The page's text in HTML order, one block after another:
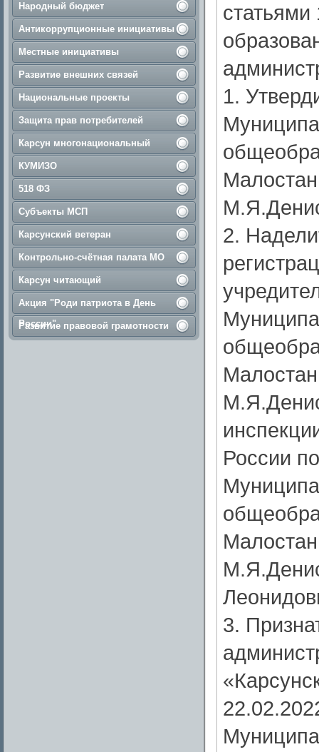
Народный бюджет
Антикоррупционные инициативы
Местные инициативы
Развитие внешних связей
Национальные проекты
Защита прав потребителей
Карсун многонациональный
КУМИЗО
518 ФЗ
Субъекты МСП
Карсунский ветеран
Контрольно-счётная палата МО
Карсун читающий
Акция "Роди патриота в День
России"
Развитие правовой грамотности
статьями
1.
2.
России
3.